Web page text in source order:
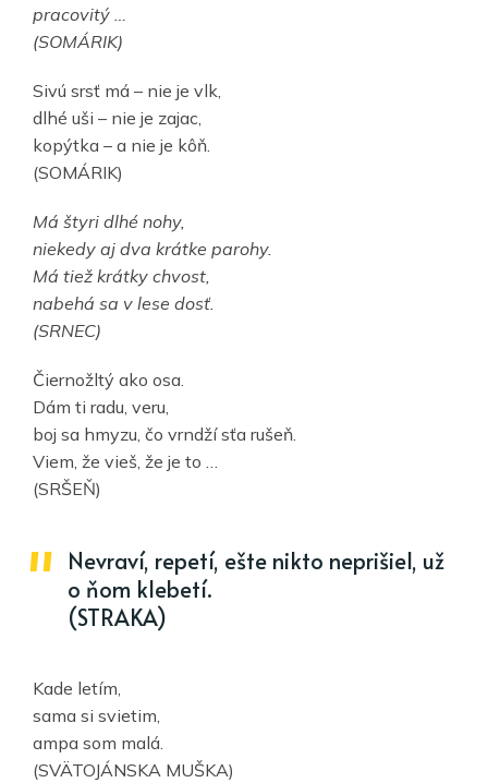
pracovitý …
(SOMÁRIK)
Sivú srsť má – nie je vlk,
dlhé uši – nie je zajac,
kopýtka – a nie je kôň.
(SOMÁRIK)
Má štyri dlhé nohy,
niekedy aj dva krátke parohy.
Má tiež krátky chvost,
nabehá sa v lese dosť.
(SRNEC)
Čiernožltý ako osa.
Dám ti radu, veru,
boj sa hmyzu, čo vrndží sťa rušeň.
Viem, že vieš, že je to …
(SRŠEŇ)
Nevraví, repetí, ešte nikto neprišiel, už
o ňom klebetí.
(STRAKA)
Kade letím,
sama si svietim,
ampa som malá.
(SVÄTOJÁNSKA MUŠKA)